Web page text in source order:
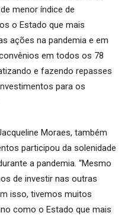
menor índice de
o Estado que mais
ações na pandemia e em
em todos os 78
e fazendo repasses
para os
Moraes, também
participou da solenidade
a pandemia. “Mesmo
de investir nas outras
isso, tivemos muitos
como o Estado que mais